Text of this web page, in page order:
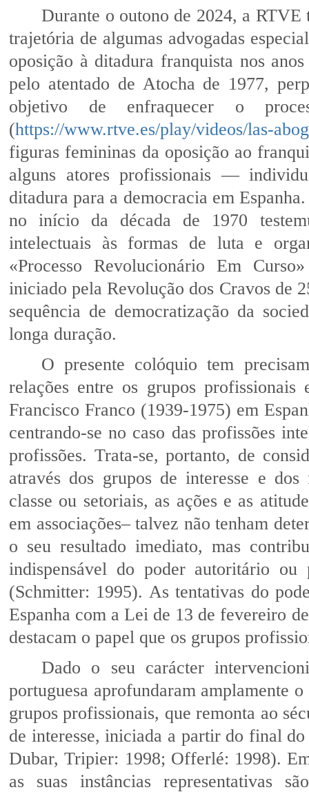
Durante o outono de 2024, a
trajetória de algumas advogadas
oposição à ditadura franquista nos
pelo atentado de Atocha de 1977,
objetivo de enfraquecer o
(https://www.rtve.es/play/videos/las-
figuras femininas da oposição ao
alguns atores profissionais —
ditadura para a democracia em
no início da década de 1970
intelectuais às formas de luta e
«Processo Revolucionário Em
iniciado pela Revolução dos Cravos de
sequência de democratização da
longa duração.
O presente colóquio tem
relações entre os grupos
Francisco Franco (1939-1975) em
centrando-se no caso das profissões
profissões. Trata-se, portanto, de
através dos grupos de interesse e
classe ou setoriais, as ações e as
em associações– talvez não tenham
o seu resultado imediato, mas
indispensável do poder autoritário
(Schmitter: 1995). As tentativas do
Espanha com a Lei de 13 de fevereiro
destacam o papel que os grupos
Dado o seu carácter
portuguesa aprofundaram amplamente
grupos profissionais, que remonta ao
de interesse, iniciada a partir do final
Dubar, Tripier: 1998; Offerlé: 1998).
as suas instâncias representativas